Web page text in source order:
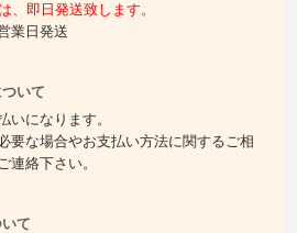
、即日発送致します。
業日発送
いて
いになります。
要な場合やお支払い方法に関するご相
連絡下さい。
て